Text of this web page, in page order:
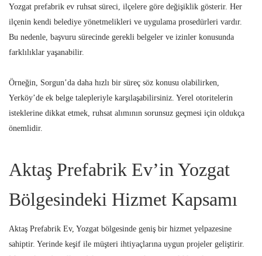
Yozgat prefabrik ev ruhsat süreci, ilçelere göre değişiklik gösterir. Her
ilçenin kendi belediye yönetmelikleri ve uygulama prosedürleri vardır.
Bu nedenle, başvuru sürecinde gerekli belgeler ve izinler konusunda
farklılıklar yaşanabilir.
Örneğin, Sorgun’da daha hızlı bir süreç söz konusu olabilirken,
Yerköy’de ek belge talepleriyle karşılaşabilirsiniz. Yerel otoritelerin
isteklerine dikkat etmek, ruhsat alımının sorunsuz geçmesi için oldukça
önemlidir.
Aktaş Prefabrik Ev’in Yozgat
Bölgesindeki Hizmet Kapsamı
Aktaş Prefabrik Ev, Yozgat bölgesinde geniş bir hizmet yelpazesine
sahiptir. Yerinde keşif ile müşteri ihtiyaçlarına uygun projeler geliştirir.